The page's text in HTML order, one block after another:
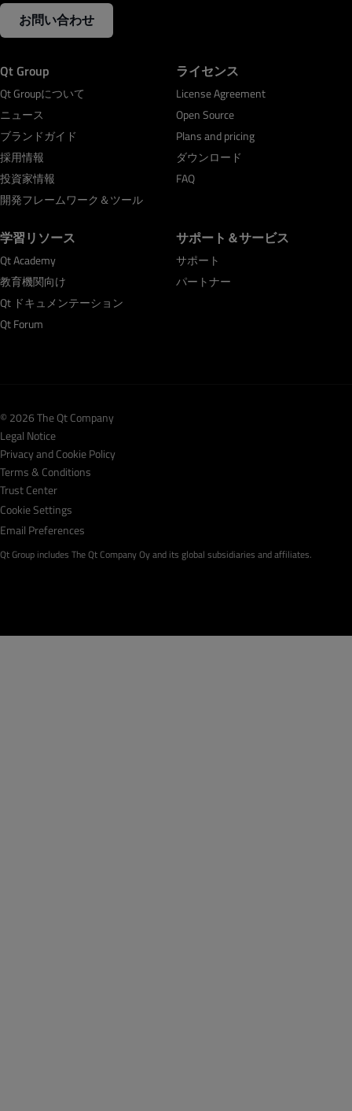
お問い合わせ
Qt Group
Qt Groupについて
ニュース
ブランドガイド
採用情報
投資家情報
開発フレームワーク＆ツール
ライセンス
License Agreement
Open Source
Plans and pricing
ダウンロード
FAQ
学習リソース
Qt Academy
教育機関向け
Qt ドキュメンテーション
Qt Forum
サポート＆サービス
サポート
パートナー
© 2026 The Qt Company
Legal Notice
Privacy and Cookie Policy
Terms & Conditions
Trust Center
Cookie Settings
Email Preferences
Qt Group includes The Qt Company Oy and its global subsidiaries and affiliates.